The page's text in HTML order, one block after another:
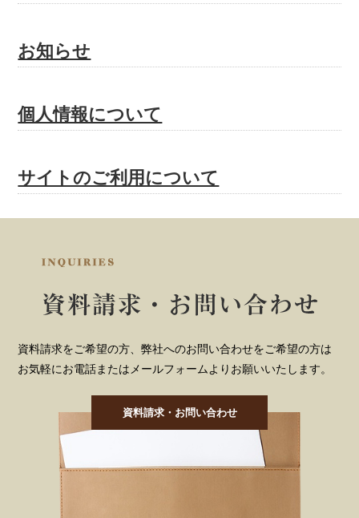
お知らせ
個人情報について
サイトのご利用について
資料請求をご希望の方、弊社へのお問い合わせをご希望の方は
お気軽にお電話またはメールフォームよりお願いいたします。
資料請求・お問い合わせ